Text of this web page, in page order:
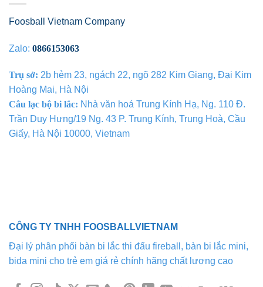
Foosball Vietnam Company
Zalo: 0866153063
Trụ sở: 2b hẻm 23, ngách 22, ngõ 282 Kim Giang, Đại Kim
Hoàng Mai, Hà Nội
Câu lạc bộ bi lắc: Nhà văn hoá Trung Kính Hạ, Ng. 110 Đ.
Trần Duy Hưng/19 Ng. 43 P. Trung Kính, Trung Hoà, Cầu
Giấy, Hà Nội 10000, Vietnam
CÔNG TY TNHH FOOSBALLVIETNAM
Đại lý phân phối bàn bi lắc thi đấu fireball, bàn bi lắc mini,
bida mini cho trẻ em giá rẻ chính hãng chất lượng cao